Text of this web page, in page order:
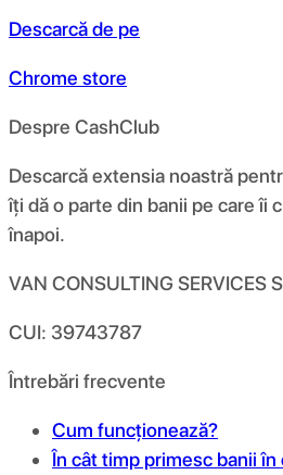
Descarcă de pe
Chrome store
Despre CashClub
Descarcă extensia noastră
îți dă o parte din banii pe care îi
înapoi.
VAN CONSULTING SERVICES
CUI: 39743787
Întrebări frecvente
Cum funcționează?
În cât timp primesc banii în